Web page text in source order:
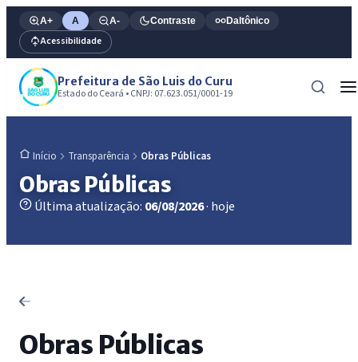
A+ A A- Contraste Daltônico
Acessibilidade
Prefeitura de São Luis do Curu
Estado do Ceará • CNPJ: 07.623.051/0001-19
Início Transparência Obras Públicas
Obras Públicas
Última atualização: 06/08/2026· hoje
Obras Públicas